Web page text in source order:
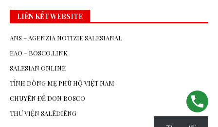
LIÊN KẾT WEBSITE
ANS – AGENZIA NOTIZIE SALESIANAL
EAO – BOSCO.LINK
SALESIAN ONLINE
TỈNH DÒNG MẸ PHÙ HỘ VIỆT NAM
CHUYÊN ĐỀ DON BOSCO
THƯ VIỆN SALÊDIÊNG